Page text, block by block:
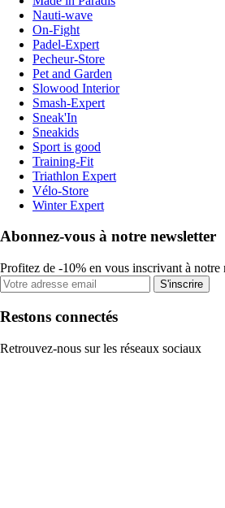
Nauti-wave
On-Fight
Padel-Expert
Pecheur-Store
Pet and Garden
Slowood Interior
Smash-Expert
Sneak'In
Sneakids
Sport is good
Training-Fit
Triathlon Expert
Vélo-Store
Winter Expert
Abonnez-vous à notre newsletter
Profitez de -10% en vous inscrivant à notre
S'inscrire
Restons connectés
Retrouvez-nous sur les réseaux sociaux